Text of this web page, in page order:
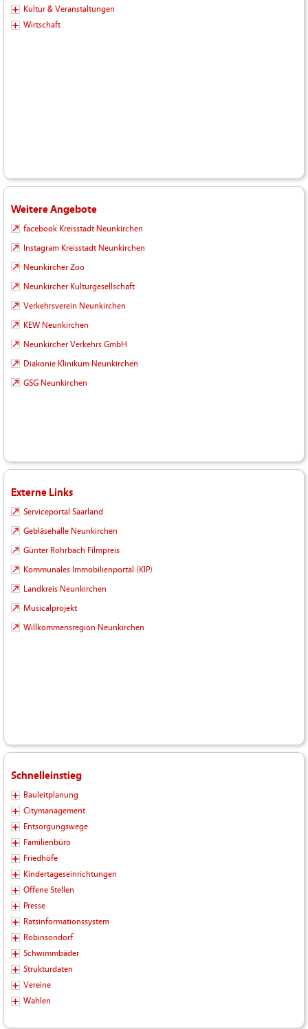
Kultur & Veranstaltungen
Wirtschaft
Weitere Angebote
facebook Kreisstadt Neunkirchen
Instagram Kreisstadt Neunkirchen
Neunkircher Zoo
Neunkircher Kulturgesellschaft
Verkehrsverein Neunkirchen
KEW Neunkirchen
Neunkircher Verkehrs GmbH
Diakonie Klinikum Neunkirchen
GSG Neunkirchen
Externe Links
Serviceportal Saarland
Gebläsehalle Neunkirchen
Günter Rohrbach Filmpreis
Kommunales Immobilienportal (KIP)
Landkreis Neunkirchen
Musicalprojekt
Willkommensregion Neunkirchen
Schnelleinstieg
Bauleitplanung
Citymanagement
Entsorgungswege
Familienbüro
Friedhöfe
Kindertageseinrichtungen
Offene Stellen
Presse
Ratsinformationssystem
Robinsondorf
Schwimmbäder
Strukturdaten
Vereine
Wahlen